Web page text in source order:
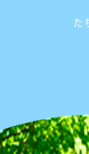
た